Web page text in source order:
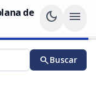
de
dark_mode menu
searchBuscar